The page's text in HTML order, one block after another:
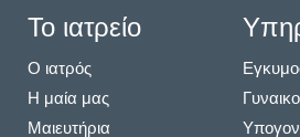
Το ιατρείο
Ο ιατρός
Η μαία μας
Μαιευτήρια